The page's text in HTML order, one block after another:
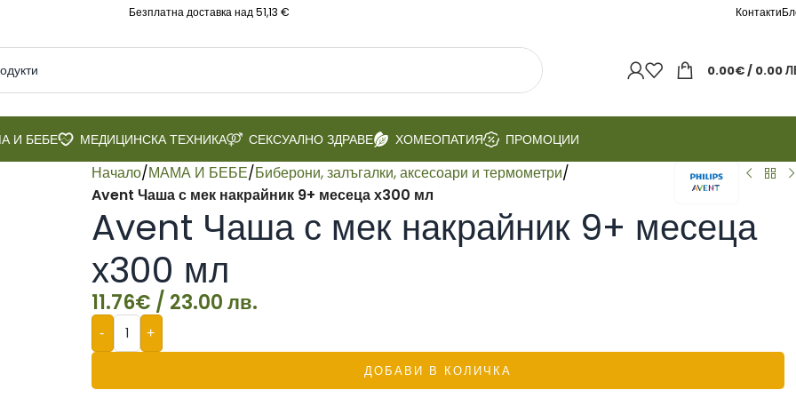
Безплатна доставка над 51,13 € Контакти
0.00€/ 0.00
И БЕБЕ МЕДИЦИНСКА ТЕХНИКА СЕКСУАЛНО ЗДРАВЕ ХОМЕОПАТИЯ ПРОМОЦИИ
Начало/МАМА И БЕБЕ/Биберони, залъгалки, аксесоари и термометри/
Avent Чаша с мек накрайник 9+ месеца х300 мл
Avent Чаша с мек накрайник 9+ месеца
х300 мл
11.76€ / 23.00 лв.
- +
ДОБАВИ В КОЛИЧКА